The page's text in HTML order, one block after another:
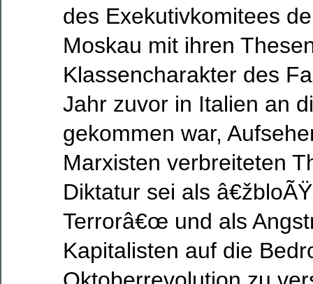
des Exekutivkomitees
Moskau mit ihren
Klassencharakter des
Jahr zuvor in Italien an
gekommen war,
Marxisten verbreiteten
Diktatur sei als
Terrorâ€œ und als
Kapitalisten auf die